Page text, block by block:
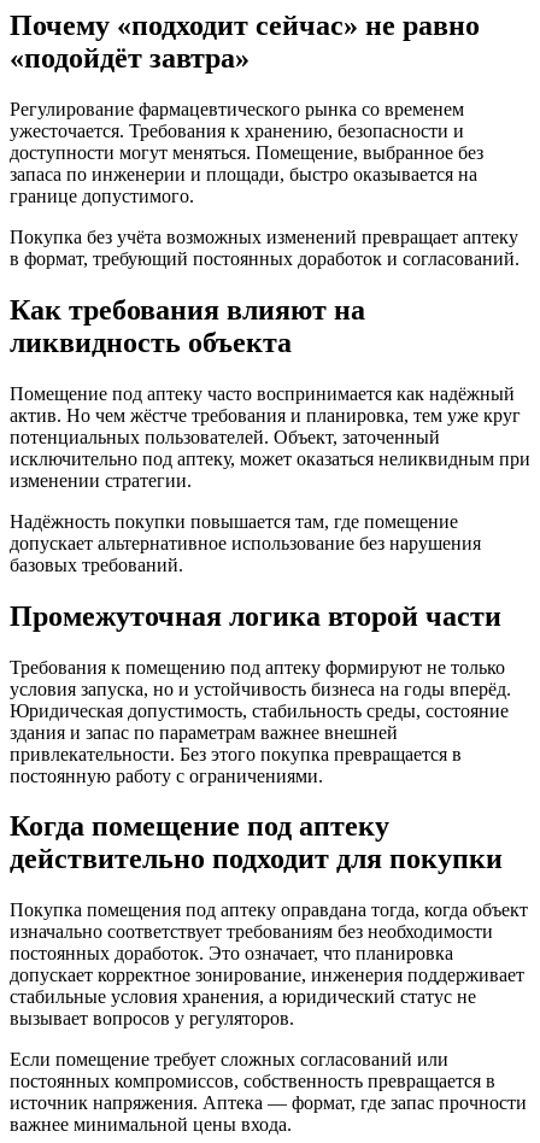
Почему «подходит сейчас» не равно
«подойдёт завтра»
Регулирование фармацевтического рынка со временем
ужесточается. Требования к хранению, безопасности и
доступности могут меняться. Помещение, выбранное без
запаса по инженерии и площади, быстро оказывается на
границе допустимого.
Покупка без учёта возможных изменений превращает аптеку
в формат, требующий постоянных доработок и согласований.
Как требования влияют на
ликвидность объекта
Помещение под аптеку часто воспринимается как надёжный
актив. Но чем жёстче требования и планировка, тем уже круг
потенциальных пользователей. Объект, заточенный
исключительно под аптеку, может оказаться неликвидным при
изменении стратегии.
Надёжность покупки повышается там, где помещение
допускает альтернативное использование без нарушения
базовых требований.
Промежуточная логика второй части
Требования к помещению под аптеку формируют не только
условия запуска, но и устойчивость бизнеса на годы вперёд.
Юридическая допустимость, стабильность среды, состояние
здания и запас по параметрам важнее внешней
привлекательности. Без этого покупка превращается в
постоянную работу с ограничениями.
Когда помещение под аптеку
действительно подходит для покупки
Покупка помещения под аптеку оправдана тогда, когда объект
изначально соответствует требованиям без необходимости
постоянных доработок. Это означает, что планировка
допускает корректное зонирование, инженерия поддерживает
стабильные условия хранения, а юридический статус не
вызывает вопросов у регуляторов.
Если помещение требует сложных согласований или
постоянных компромиссов, собственность превращается в
источник напряжения. Аптека — формат, где запас прочности
важнее минимальной цены входа.